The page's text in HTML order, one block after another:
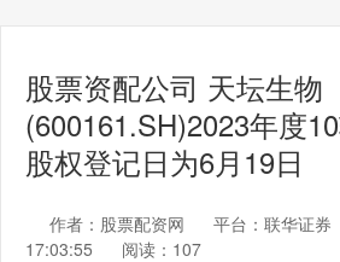
股票资配公司 天坛生物
(600161.SH)2023年度
股权登记日为6月19日
作者：股票配资网 平台：联华证券
17:03:55
阅读：107